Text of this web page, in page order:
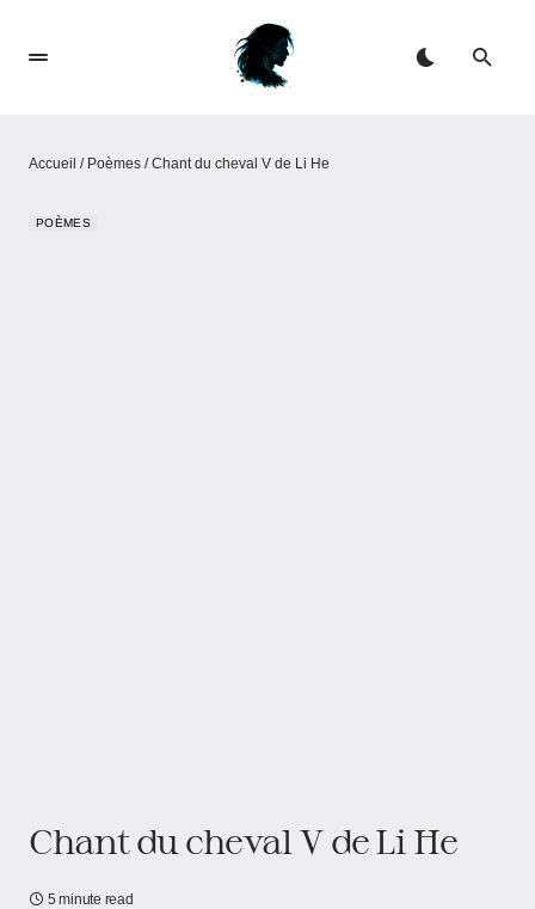
Accueil / Poèmes /Chant du cheval V de Li He
POÈMES
Chant du cheval V de Li He
5 minute read